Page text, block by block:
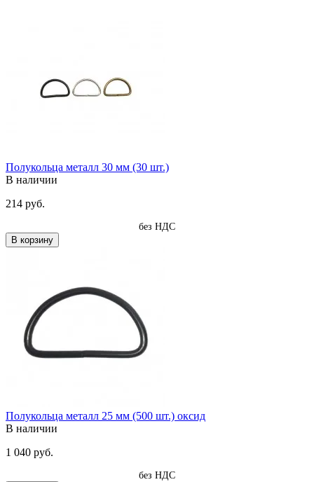
Полукольца металл 30 мм (30 шт.)
В наличии
214 руб.
без НДС
В корзину
Полукольца металл 25 мм (500 шт.) оксид
В наличии
1 040 руб.
без НДС